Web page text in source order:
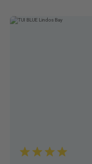
modal
window.
The media could